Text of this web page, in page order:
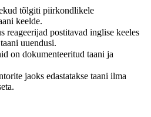
tõlgiti piirkondlikele
keelde.
reageerijad postitavad inglise keeles
uuendusi.
on dokumenteeritud taani ja
jaoks edastatakse taani ilma